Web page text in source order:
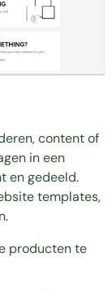
content of
in een
en gedeeld.
templates,
producten te